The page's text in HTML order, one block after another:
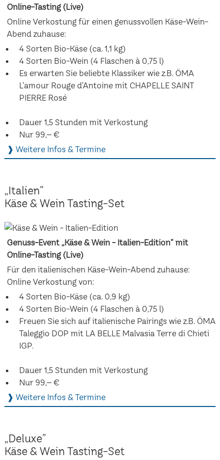
Online-Tasting (Live)
Online Verkostung für einen genussvollen Käse-Wein-
Abend zuhause:
4 Sorten Bio-Käse (ca. 1,1 kg)
4 Sorten Bio-Wein (4 Flaschen à 0,75 l)
Es erwarten Sie beliebte Klassiker wie z.B. ÖMA
L'amour Rouge d'Antoine mit CHAPELLE SAINT
PIERRE Rosé
Dauer 1,5 Stunden mit Verkostung
Nur 99,– €
❱ Weitere Infos & Termine
„Italien”
Käse & Wein Tasting-Set
Genuss-Event „Käse & Wein - Italien-Edition“ mit
Online-Tasting (Live)
Für den italienischen Käse-Wein-Abend zuhause:
Online Verkostung von:
4 Sorten Bio-Käse (ca. 0,9 kg)
4 Sorten Bio-Wein (4 Flaschen à 0,75 l)
Freuen Sie sich auf italienische Pairings wie z.B. ÖMA
Taleggio DOP mit LA BELLE Malvasia Terre di Chieti
IGP.
Dauer 1,5 Stunden mit Verkostung
Nur 99,– €
❱ Weitere Infos & Termine
„Deluxe”
Käse & Wein Tasting-Set